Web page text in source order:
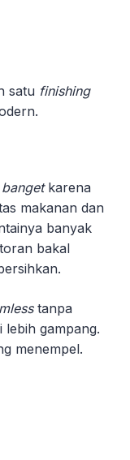
satu finishing
bangetkarena
makanan dan
banyak
bakal
tanpa
lebih gampang.
menempel.